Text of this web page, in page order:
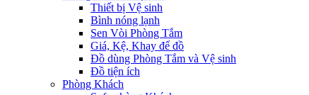
Thiết bị Vệ sinh
Bình nóng lạnh
Sen Vòi Phòng Tắm
Giá, Kệ, Khay để đồ
Đồ dùng Phòng Tắm và Vệ sinh
Đồ tiện ích
Phòng Khách